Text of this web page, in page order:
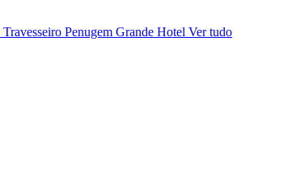
Travesseiro Penugem Grande Hotel Ver tudo